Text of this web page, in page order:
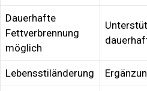
Dauerhafte
Fettverbrennung
möglich
Lebensstiländerung